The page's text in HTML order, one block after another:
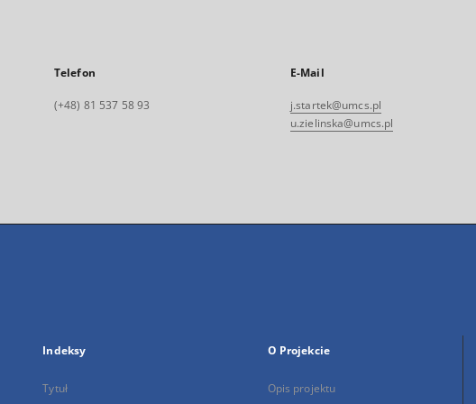
Telefon
(+48) 81 537 58 93
E-Mail
j.startek@umcs.pl
u.zielinska@umcs.pl
Indeksy
Tytuł
O Projekcie
Opis projektu